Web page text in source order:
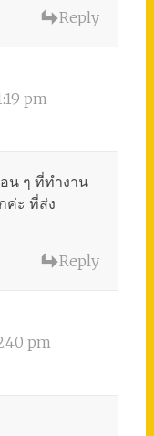
Reply
pm
น ๆ ที่ทำงาน
ค่ะ ที่ส่ง
Reply
pm